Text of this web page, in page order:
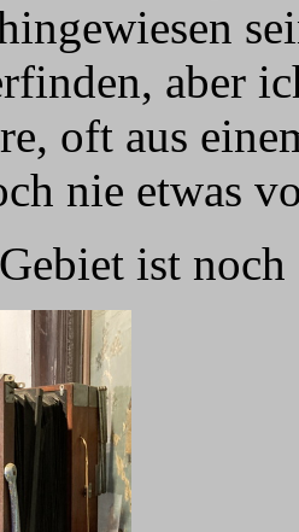
aber
oft aus
nie etwas
ist